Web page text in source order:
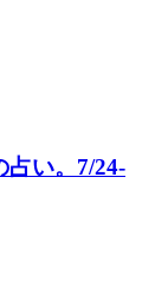
占い。7/24-